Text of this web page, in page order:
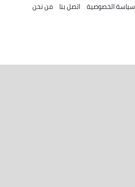
سياسة الخصوصية اتصل بنا من نحن